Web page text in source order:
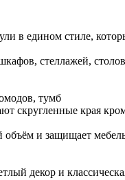
в едином стиле,
стеллажей,
тумб
скругленные края
объём и защищает
декор и